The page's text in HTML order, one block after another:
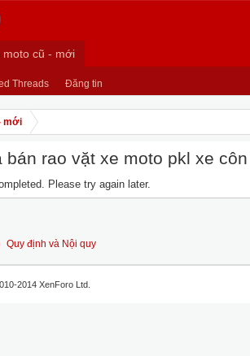
moto cũ - mới
Threads Đăng tin
mới
bán rao vặt xe moto pkl xe
Please try again later.
Quy định và Nội quy
2014 XenForo Ltd.